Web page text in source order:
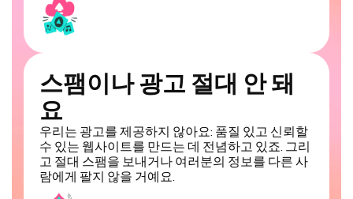
스팸이나 광고 절대 안 돼
요
우리는 광고를 제공하지 않아요: 품질 있고 신뢰할
수 있는 웹사이트를 만드는 데 전념하고 있죠. 그리
고 절대 스팸을 보내거나 여러분의 정보를 다른 사
람에게 팔지 않을 거예요.